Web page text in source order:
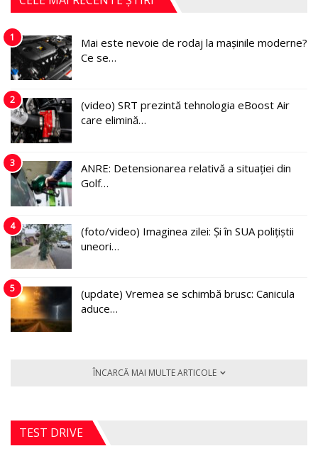
1
Mai este nevoie de rodaj la mașinile moderne?
Ce se…
2
(video) SRT prezintă tehnologia eBoost Air
care elimină…
3
ANRE: Detensionarea relativă a situației din
Golf…
4
(foto/video) Imaginea zilei: Și în SUA polițiștii
uneori…
5
(update) Vremea se schimbă brusc: Canicula
aduce…
ÎNCARCĂ MAI MULTE ARTICOLE
TEST DRIVE